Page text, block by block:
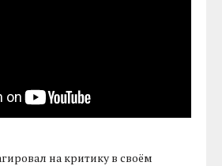
на критику в своём